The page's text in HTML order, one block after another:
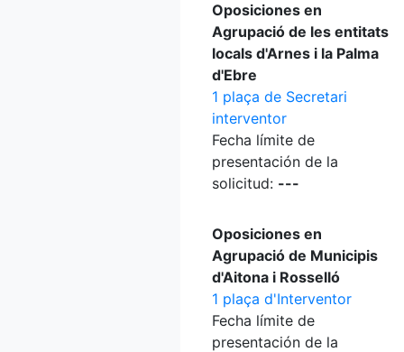
Oposiciones en
Agrupació de les entitats
locals d'Arnes i la Palma
d'Ebre
1 plaça de Secretari
interventor
Fecha límite de
presentación de la
solicitud: ---
Oposiciones en
Agrupació de Municipis
d'Aitona i Rosselló
1 plaça d'Interventor
Fecha límite de
presentación de la